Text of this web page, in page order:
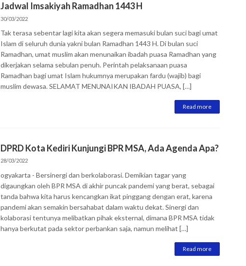
Jadwal Imsakiyah Ramadhan 1443 H
30/03/2022
Tak terasa sebentar lagi kita akan segera memasuki bulan suci bagi umat
Islam di seluruh dunia yakni bulan Ramadhan 1443 H. Di bulan suci
Ramadhan, umat muslim akan menunaikan ibadah puasa Ramadhan yang
dikerjakan selama sebulan penuh. Perintah pelaksanaan puasa
Ramadhan bagi umat Islam hukumnya merupakan fardu (wajib) bagi
muslim dewasa. SELAMAT MENUNAIKAN IBADAH PUASA, […]
Read more
DPRD Kota Kediri Kunjungi BPR MSA, Ada Agenda Apa?
28/03/2022
ogyakarta - Bersinergi dan berkolaborasi. Demikian tagar yang
digaungkan oleh BPR MSA di akhir puncak pandemi yang berat, sebagai
tanda bahwa kita harus kencangkan ikat pinggang dengan erat, karena
pandemi akan semakin bersahabat dalam waktu dekat. Sinergi dan
kolaborasi tentunya melibatkan pihak eksternal, dimana BPR MSA tidak
hanya berkutat pada sektor perbankan saja, namun melihat […]
Read more